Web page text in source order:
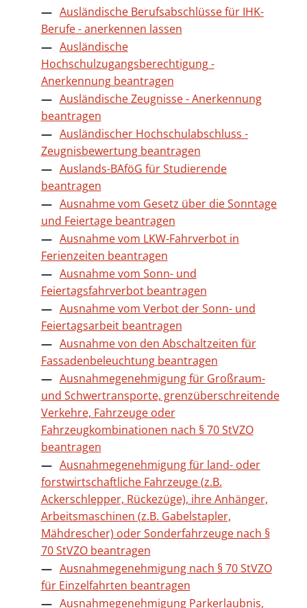
Ausländische Berufsabschlüsse für IHK-
Berufe - anerkennen lassen
Ausländische
Hochschulzugangsberechtigung -
Anerkennung beantragen
Ausländische Zeugnisse - Anerkennung
beantragen
Ausländischer Hochschulabschluss -
Zeugnisbewertung beantragen
Auslands-BAföG für Studierende
beantragen
Ausnahme vom Gesetz über die Sonntage
und Feiertage beantragen
Ausnahme vom LKW-Fahrverbot in
Ferienzeiten beantragen
Ausnahme vom Sonn- und
Feiertagsfahrverbot beantragen
Ausnahme vom Verbot der Sonn- und
Feiertagsarbeit beantragen
Ausnahme von den Abschaltzeiten für
Fassadenbeleuchtung beantragen
Ausnahmegenehmigung für Großraum-
und Schwertransporte, grenzüberschreitende
Verkehre, Fahrzeuge oder
Fahrzeugkombinationen nach § 70 StVZO
beantragen
Ausnahmegenehmigung für land- oder
forstwirtschaftliche Fahrzeuge (z.B.
Ackerschlepper, Rückezüge), ihre Anhänger,
Arbeitsmaschinen (z.B. Gabelstapler,
Mähdrescher) oder Sonderfahrzeuge nach §
70 StVZO beantragen
Ausnahmegenehmigung nach § 70 StVZO
für Einzelfahrten beantragen
Ausnahmegenehmigung Parkerlaubnis,